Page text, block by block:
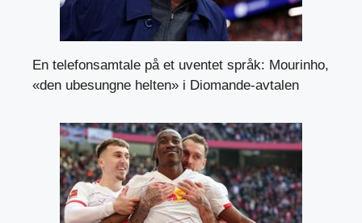
En telefonsamtale på et uventet språk: Mourinho,
«den ubesungne helten» i Diomande-avtalen